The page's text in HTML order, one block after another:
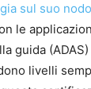
sul suo
le
guida
livelli